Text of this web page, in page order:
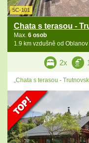
5C-101
Chata s terasou -
Max. 6 osob
1.9 km vzdušně od Oblanov
2x
„Chata s terasou -